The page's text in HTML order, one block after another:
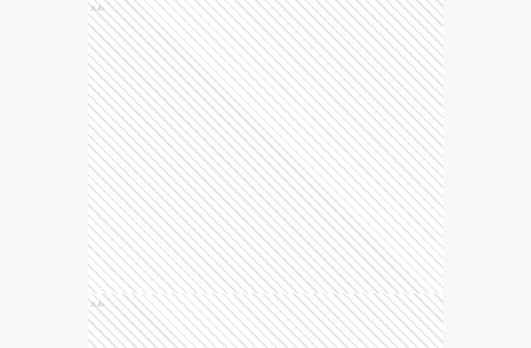
Ads
Ads